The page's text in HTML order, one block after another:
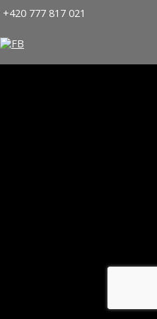
777 817 021